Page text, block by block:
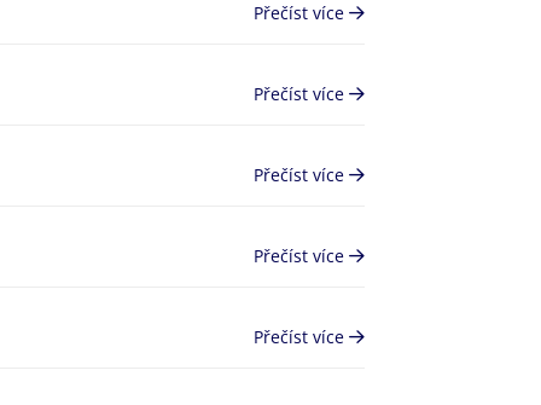
Přečíst více
Přečíst více
Přečíst více
Přečíst více
Přečíst více